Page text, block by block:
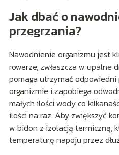
Jak dbać o
przegrzania?
Nawodnienie organizmu jest
rowerze, zwłaszcza w upalne
pomaga utrzymać odpowiedni
organizmie i zapobiega
małych ilości wody co
ilości na raz. Aby zwiększyć
w bidon z izolacją termiczną,
temperaturę napoju przez